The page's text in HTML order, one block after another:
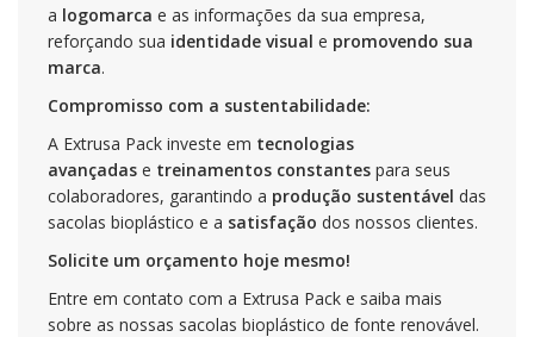
a logomarca e as informações da sua empresa,
reforçando sua identidade visual e promovendo sua
marca.
Compromisso com a sustentabilidade:
A Extrusa Pack investe em tecnologias
avançadas e treinamentos constantes para seus
colaboradores, garantindo a produção sustentável das
sacolas bioplástico e a satisfação dos nossos clientes.
Solicite um orçamento hoje mesmo!
Entre em contato com a Extrusa Pack e saiba mais
sobre as nossas sacolas bioplástico de fonte renovável.